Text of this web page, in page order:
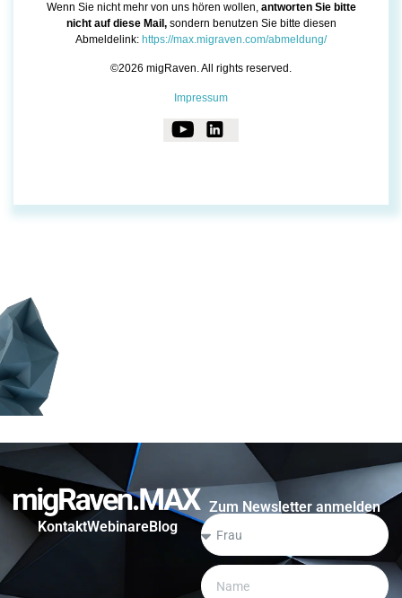
Wenn Sie nicht mehr von uns hören wollen, antworten Sie bitte
nicht auf diese Mail,sondern benutzen Sie bitte diesen
Abmeldelink: https://max.migraven.com/abmeldung/
©2026 migRaven. All rights reserved.
Impressum
KontaktWebinareBlog
Zum Newsletter anmelden